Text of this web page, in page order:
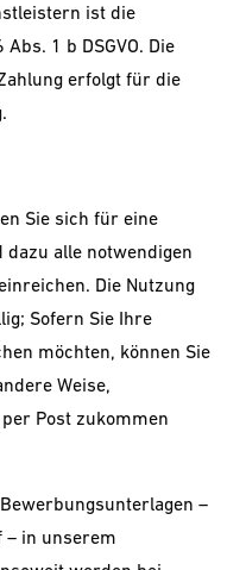
ist die
1 b DSGVO. Die
erfolgt für die
Sie sich für eine
alle notwendigen
Die Nutzung
Sofern Sie Ihre
möchten, können Sie
Weise,
Post zukommen
–
– in unserem